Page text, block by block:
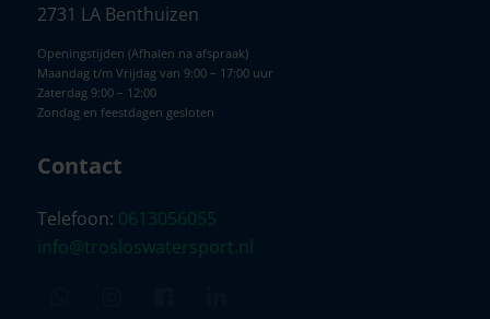
2731 LA Benthuizen
Openingstijden (Afhalen na afspraak)
Maandag t/m Vrijdag van 9:00 – 17:00 uur
Zaterdag 9:00 – 12:00
Zondag en feestdagen gesloten
Contact
Telefoon: 0613056055
info@trosloswatersport.nl